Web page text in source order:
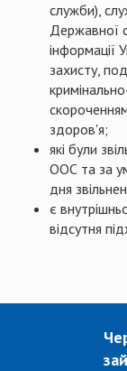
служби),
Державної
інформації
захисту,
здоров'я;
які були
ООС та за
дня
є
відсутня